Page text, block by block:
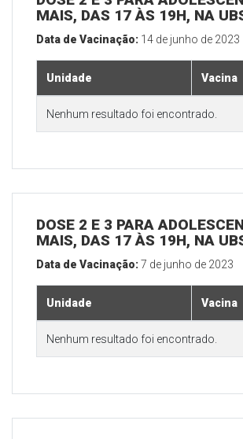
MAIS, DAS 17 ÀS 19H, NA
Data de Vacinação: 14 de junho de 2023
Unidade Vacina
Nenhum resultado foi encontrado.
DOSE 2 E 3 PARA
MAIS, DAS 17 ÀS 19H, NA
Data de Vacinação:7 de junho de 2023
Unidade Vacina
Nenhum resultado foi encontrado.